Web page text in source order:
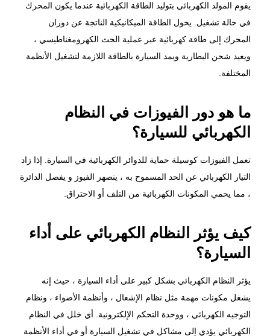
يقوم المولد الكهربائي بتوليد الطاقة الكهربائية عندما يكون المحرك
في حالة تشغيل. يحول الطاقة الميكانيكية الناتجة عن دوران
المحرك إلى طاقة كهربائية عبر عملية الحث الكهرومغناطيسي ،
ويعيد شحن البطارية ويمد السيارة بالطاقة اللازمة لتشغيل الأنظمة
المختلفة.
ما هو دور الفيوزات في النظام
الكهربائي للسيارة؟
تعمل الفيوزات كوسيلة حماية للدوائر الكهربائية في السيارة. إذا زاد
التيار الكهربائي عن الحد المسموح به ، ينصهر الفيوز و يفصل الدائرة
، مما يحمي المكونات الكهربائية من التلف أو الاحتراق.
كيف يؤثر النظام الكهربائي على أداء
السيارة؟
يؤثر النظام الكهربائي بشكل كبير على أداء السيارة ، حيث إنه
يشغل مكونات مهمة مثل نظام الإشعال ، وأنظمة الأضواء ، ونظام
التوجيه الكهربائي ، ووحدة التحكم الإلكترونية. أي خلل في النظام
الكهربائي يؤدي إلى مشاكل في تشغيل السيارة أو في أداء الأنظمة